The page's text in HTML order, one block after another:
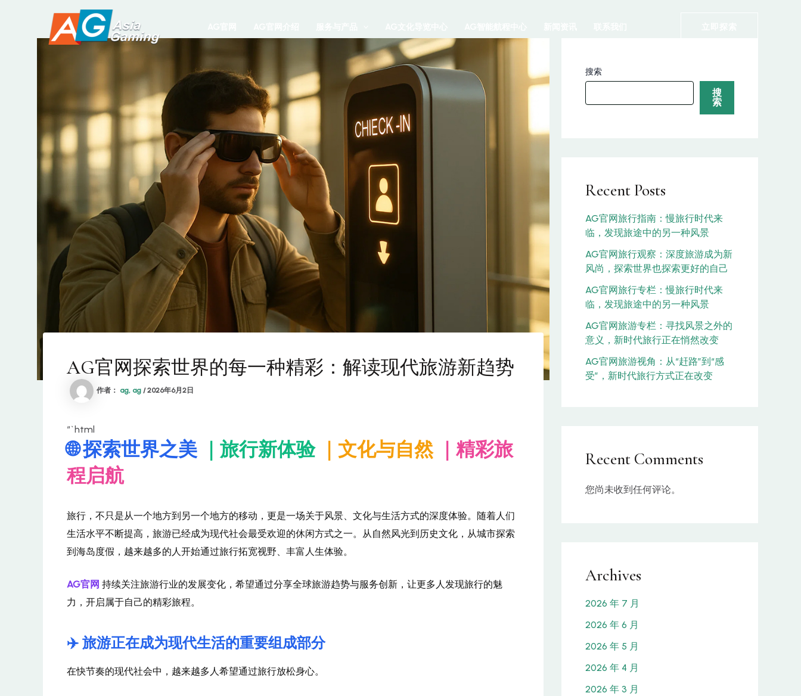
AG官网探索世界的每一种精彩：解读现代旅游新趋势
作者： ag, ag /2026年6月2日
“`html
🌐 探索世界之美 ｜旅行新体验 ｜文化与自然
｜精彩旅
程启航
旅行，不只是从一个地方到另一个地方的移动，更是一场关于风景、文化与生活方式的深度体验。随着人们
生活水平不断提高，旅游已经成为现代社会最受欢迎的休闲方式之一。从自然风光到历史文化，从城市探索
到海岛度假，越来越多的人开始通过旅行拓宽视野、丰富人生体验。
AG官网 持续关注旅游行业的发展变化，希望通过分享全球旅游趋势与服务创新，让更多人发现旅行的魅
力，开启属于自己的精彩旅程。
✈️ 旅游正在成为现代生活的重要组成部分
在快节奏的现代社会中，越来越多人希望通过旅行放松身心。
搜索
搜
索
Recent Posts
AG官网旅行指南：慢旅行时代来
临，发现旅途中的另一种风景
AG官网旅行观察：深度旅游成为新
风尚，探索世界也探索更好的自己
AG官网旅行专栏：慢旅行时代来
临，发现旅途中的另一种风景
AG官网旅游专栏：寻找风景之外的
意义，新时代旅行正在悄然改变
AG官网旅游视角：从“赶路”到“感
受”，新时代旅行方式正在改变
Recent Comments
您尚未收到任何评论。
Archives
2026 年 7 月
2026 年 6 月
2026 年 5 月
2026 年 4 月
2026 年 3 月